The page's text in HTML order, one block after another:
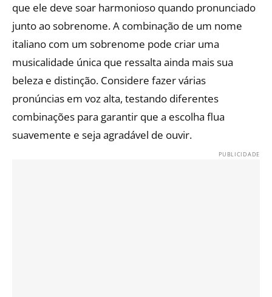
que ele deve soar harmonioso quando pronunciado
junto ao sobrenome. A combinação de um nome
italiano com um sobrenome pode criar uma
musicalidade única que ressalta ainda mais sua
beleza e distinção. Considere fazer várias
pronúncias em voz alta, testando diferentes
combinações para garantir que a escolha flua
suavemente e seja agradável de ouvir.